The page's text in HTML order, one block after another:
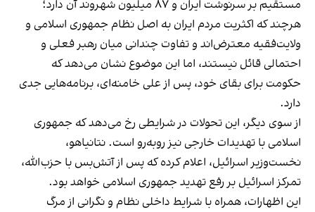
مستقیم بر سرنوشت ایران و ۸۷ میلیون شهروند آن دارد؛
هرچند که اکثریت مردم ایران به اصل نظام جمهوری اسلامی و
ولایت‌فقیه معترض‌اند و تفاوت چندانی میان رهبر فعلی و
احتمالی قائل نیستند، اما این موضوع نشان می‌دهد که
حکومت برای بقای خود، پس از علی خامنه‌ای، برنامه‌هایی جدی
دارد.
از سوی دیگر، این تحولات در شرایطی رخ می‌دهد که جمهوری
اسلامی با تهدیدات خارجی نیز روبه‌رو است. نتانیاهو،
نخست‌وزیر اسرائیل، اعلام کرده که پس از آتش‌بس با حزب‌الله،
تمرکز اسرائیل بر رفع تهدید جمهوری اسلامی خواهد بود.
این اظهارات، همراه با شرایط داخلی نظام و نگرانی از مرگ